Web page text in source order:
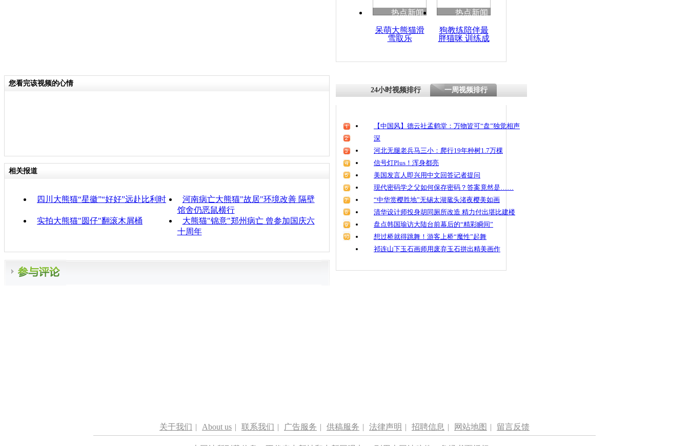
魂
热点新闻
呆萌大熊猫滑
雪取乐
热点新闻
狗教练陪伴最
胖猫咪 训练成
您看完该视频的心情
相关报道
四川大熊猫“星徽”“好好”远赴比利时
河南病亡大熊猫"故居"环境改善 隔壁
馆舍仍恶鼠横行
实拍大熊猫"圆仔"翻滚木屑桶
大熊猫"锦意"郑州病亡 曾参加国庆六
十周年
24小时视频排行 一周视频排行
【中国风】德云社孟鹤堂：万物皆可“盘”独觉相声
深
河北无腿老兵马三小：爬行19年种树1.7万棵
信号灯Plus！浑身都亮
美国发言人即兴用中文回答记者提问
现代密码学之父如何保存密码？答案竟然是……
“中华赏樱胜地”无锡太湖鼋头渚夜樱美如画
清华设计师投身胡同厕所改造 精力付出堪比建楼
盘点韩国瑜访大陆台前幕后的“精彩瞬间”
想过桥就得跳舞！游客上桥“魔性”起舞
祁连山下玉石画师用废弃玉石拼出精美画作
关于我们 | About us | 联系我们 | 广告服务 | 供稿服务 | 法律声明 | 招聘信息 | 网站地图 | 留言反馈